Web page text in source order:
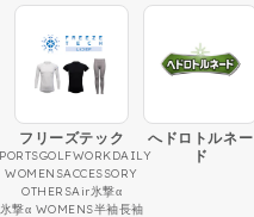
フリーズテック
GOLFWORKDAILY
WOMENSACCESSORY
OTHERSAir氷撃α
氷撃α WOMENS半袖長袖
へドロトルネー
ド